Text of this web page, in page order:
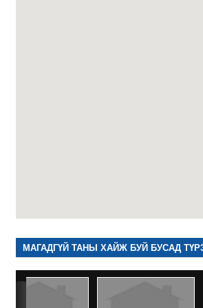
МАГАДГҮЙ ТАНЫ ХАЙЖ БУЙ БУСАД